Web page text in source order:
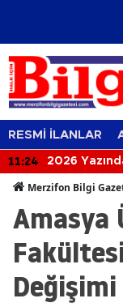
RESMİ İLANLAR
11:24
2026
Merzifon Bilgi
Amasya
Değişimi